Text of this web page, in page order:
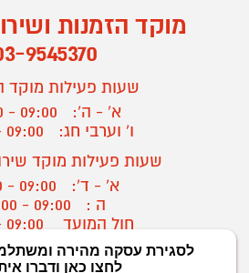
מוקד הזמנות
9545370
שעות פעילות מוקד
א' - ה':
09:00 - 18:00
ו' וערבי חג:
09:00 - 13:00
שעות פעילות מוקד
א' - ד':
09:00 - 16:30
ה :
09:00 - 16:00
חול המועד
? יצירת קשר/